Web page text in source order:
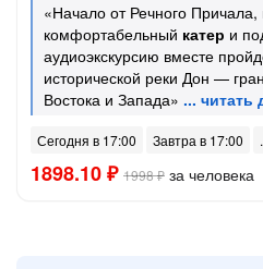
«Начало от Речного
комфортабельный катер и
аудиоэкскурсию вместе
исторической реки Дон —
Востока и Запада»
Сегодня в 17:00 Завтра в 17:00
1898.10 ₽ 1998 ₽ за человека